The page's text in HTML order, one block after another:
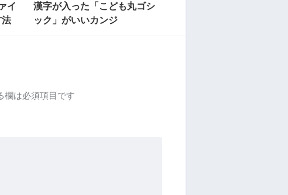
イ
漢字が入った「こども丸ゴシ
ック」がいいカンジ
欄は必須項目です